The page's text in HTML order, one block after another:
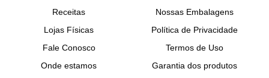
Receitas
Lojas Físicas
Fale Conosco
Onde estamos
Nossas Embalagens
Política de Privacidade
Termos de Uso
Garantia dos produtos